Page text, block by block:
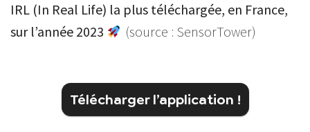
IRL (In Real Life) la plus téléchargée, en France,
sur l’année 2023
(source : SensorTower)
Télécharger l’application !